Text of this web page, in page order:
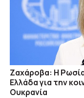
Ζαχάροβα: H
Ελλάδα για την
Ουκρανία